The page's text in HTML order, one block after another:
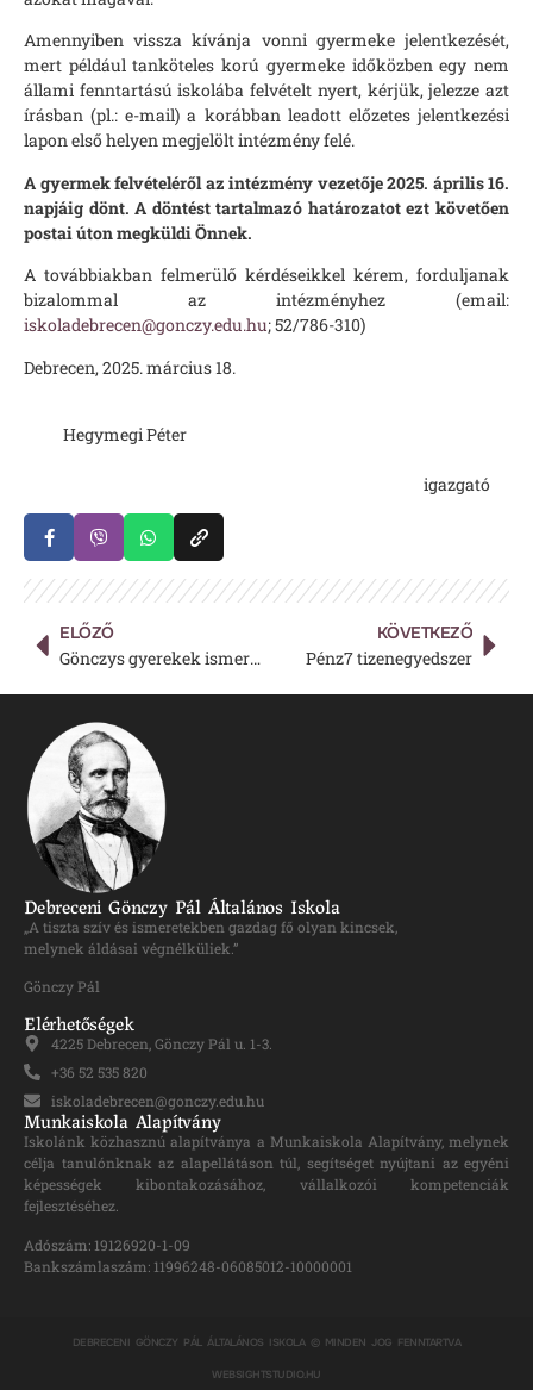
Amennyiben vissza kívánja vonni gyermeke jelentkezését,
mert például tanköteles korú gyermeke időközben egy nem
állami fenntartású iskolába felvételt nyert, kérjük, jelezze azt
írásban (pl.: e-mail) a korábban leadott előzetes jelentkezési
lapon első helyen megjelölt intézmény felé.
A gyermek felvételéről az intézmény vezetője 2025. április 16.
napjáig dönt. A döntést tartalmazó határozatot ezt követően
postai úton megküldi Önnek.
A továbbiakban felmerülő kérdéseikkel kérem, forduljanak
bizalommal az intézményhez (email:
iskoladebrecen@gonczy.edu.hu; 52/786-310)
Debrecen, 2025. március 18.
Hegymegi Péter
igazgató
ELŐZŐ
Gönczys gyerekek ismerkedtek a bolgár kultúrával
KÖVETKEZŐ
Pénz7 tizenegyedszer
Debreceni Gönczy Pál Általános Iskola
„A tiszta szív és ismeretekben gazdag fő olyan kincsek,
melynek áldásai végnélküliek.”
Gönczy Pál
Elérhetőségek
4225 Debrecen, Gönczy Pál u. 1-3.
+36 52 535 820
iskoladebrecen@gonczy.edu.hu
Munkaiskola Alapítvány
Iskolánk közhasznú alapítványa a Munkaiskola Alapítvány, melynek
célja tanulónknak az alapellátáson túl, segítséget nyújtani az egyéni
képességek kibontakozásához, vállalkozói kompetenciák
fejlesztéséhez.
Adószám: 19126920-1-09
Bankszámlaszám: 11996248-06085012-10000001
DEBRECENI GÖNCZY PÁL ÁLTALÁNOS ISKOLA © MINDEN JOG FENNTARTVA
WEBSIGHTSTUDIO.HU